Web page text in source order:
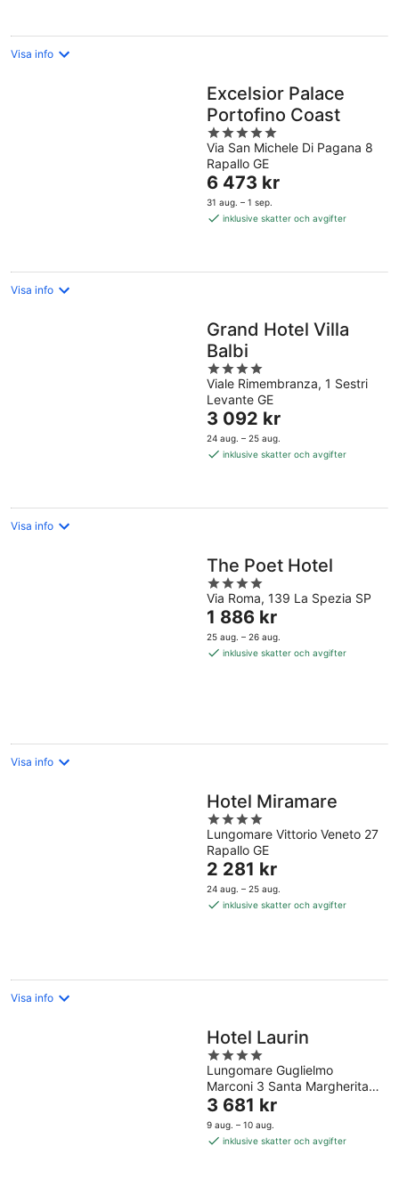
Visa info
Excelsior Palace
Portofino Coast
5
out
of
5
Via San Michele Di Pagana 8
Rapallo GE
Priset
är
6 473 kr
6 473 kr
31 aug. – 1 sep.
inklusive skatter och avgifter
Visa info
Grand Hotel Villa
Balbi
4
out
of
5
Viale Rimembranza, 1 Sestri
Levante GE
Priset
är
3 092 kr
3 092 kr
24 aug. – 25 aug.
inklusive skatter och avgifter
Visa info
The Poet Hotel
4
out
of
5
Via Roma, 139 La Spezia SP
Priset
är
1 886 kr
1 886 kr
25 aug. – 26 aug.
inklusive skatter och avgifter
Visa info
Hotel Miramare
4
out
of
5
Lungomare Vittorio Veneto 27
Rapallo GE
Priset
är
2 281 kr
2 281 kr
24 aug. – 25 aug.
inklusive skatter och avgifter
Visa info
Hotel Laurin
4
out
of
5
Lungomare Guglielmo
Marconi 3 Santa Margherita
Ligure GE
Priset
är
3 681 kr
3 681 kr
9 aug. – 10 aug.
inklusive skatter och avgifter